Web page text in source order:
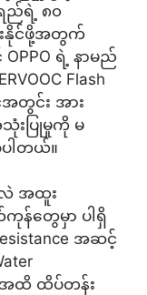
ည်ရဲ့ ၈၀
းနိုင်ဖို့အတွက်
OPPO ရဲ့ နာမည်
Flash
အတွင်း အား
းပြုမှုကို မ
ပါတယ်။
လဲ အထူး
ကုန်တွေမှာ ပါရှိ
အဆင့်
အထိ ထိပ်တန်း